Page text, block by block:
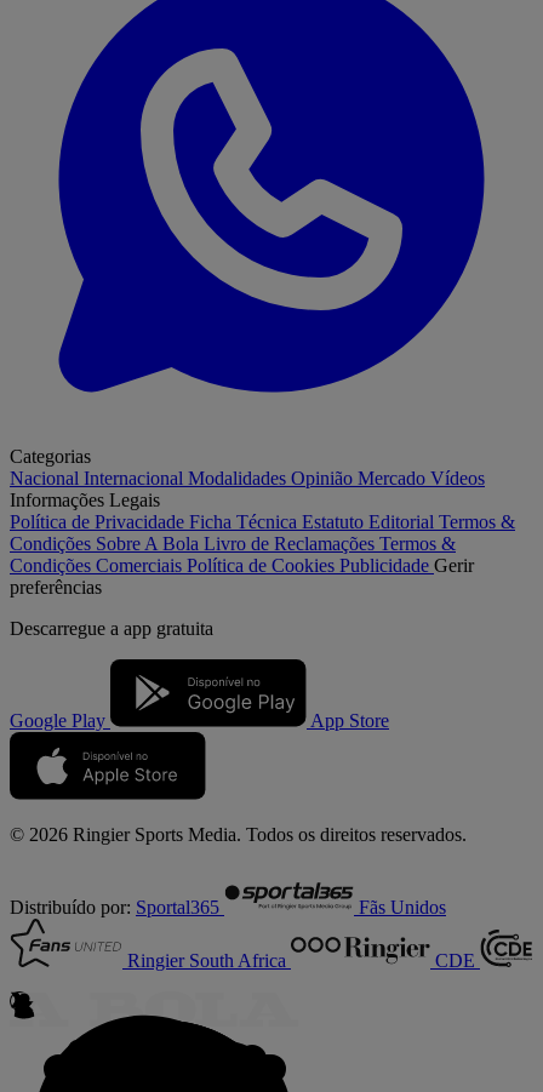
Categorias
Nacional Internacional Modalidades Opinião Mercado Vídeos
Informações Legais
Política de Privacidade Ficha Técnica Estatuto Editorial Termos &
Condições Sobre A Bola Livro de Reclamações Termos &
Condições Comerciais Política de Cookies Publicidade Gerir
preferências
Descarregue a app gratuita
Google Play App Store
© 2026 Ringier Sports Media. Todos os direitos reservados.
Distribuído por: Sportal365 Fãs Unidos
Ringier South Africa CDE